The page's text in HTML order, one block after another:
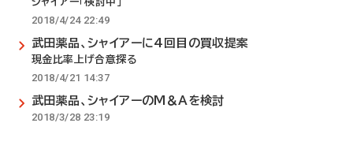
2018/4/24 22:49
武田薬品、シャイアーに4回目の買収提案
現金比率上げ合意探る
2018/4/21 14:37
武田薬品、シャイアーのM＆Aを検討
2018/3/28 23:19